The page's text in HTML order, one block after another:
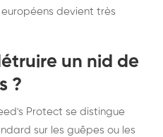
devient très
un nid de
?
Protect se distingue
sur les guêpes ou les